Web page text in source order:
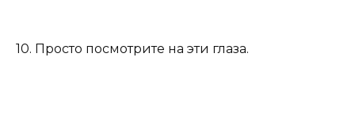
10. Просто посмотрите на эти глаза.